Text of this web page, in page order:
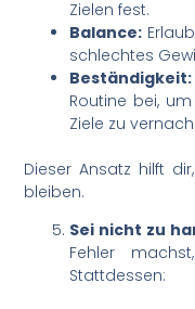
Zielen fest.
Balance:
schlechtes
Beständigkeit:
Routine bei,
Ziele zu
Dieser Ansatz hilft
bleiben.
Sei nicht zu
Fehler
Stattdessen: